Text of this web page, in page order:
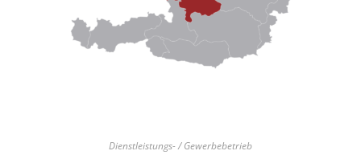
Dienstleistungs- / Gewerbebetrieb